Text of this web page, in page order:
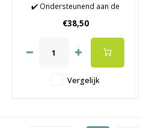
✔️ Ondersteunend aan de
✔️ Preventief voor een goed
functioneren
✔️ Versterkt jouw organisme
€38,50
Vergelijk